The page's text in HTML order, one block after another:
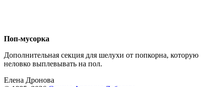
Поп-мусорка
Дополнительная секция для шелухи от попкорна, которую
неловко выплевывать на пол.
Елена Дронова